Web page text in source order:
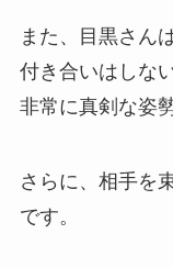
また、目黒さん
付き合いはしな
非常に真剣な姿
さらに、相手を
です。